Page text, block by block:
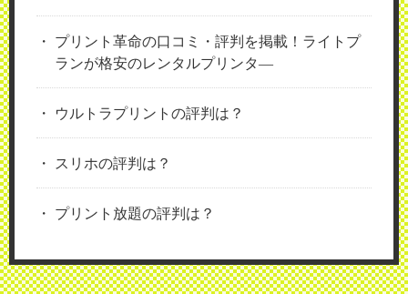
プリント革命の口コミ・評判を掲載！ライトプ
ランが格安のレンタルプリンタ―
ウルトラプリントの評判は？
スリホの評判は？
プリント放題の評判は？